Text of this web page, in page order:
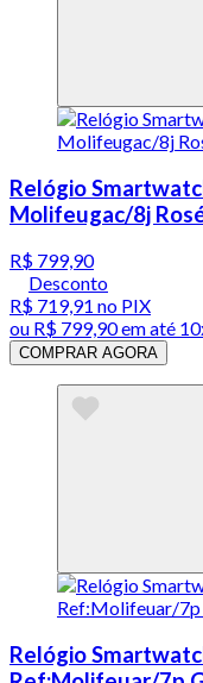
Relógio
Molifeugac/8j
R$ 799,90
Desconto
R$ 719,91 no PIX
ou R$ 799,90em até
COMPRAR AGORA
Relógio